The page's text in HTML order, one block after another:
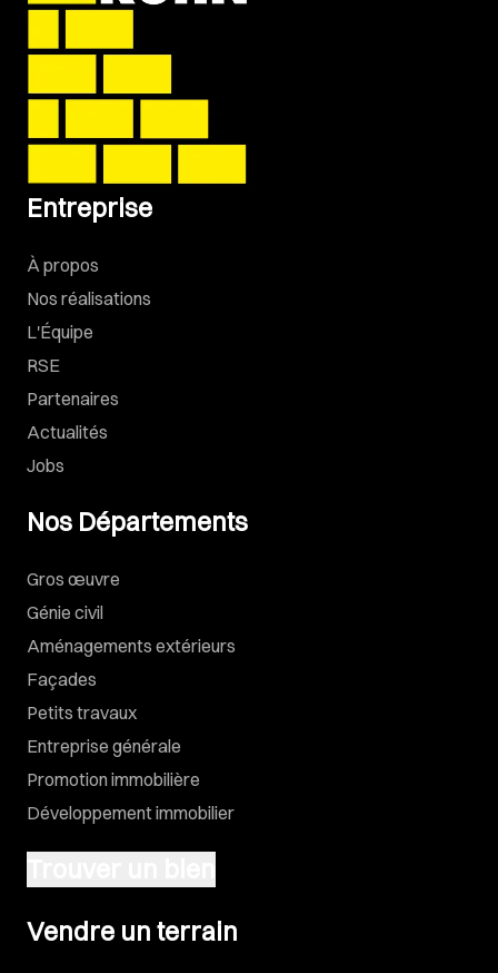
Entreprise
À propos
Nos réalisations
L'Équipe
RSE
Partenaires
Actualités
Jobs
Nos Départements
Gros œuvre
Génie civil
Aménagements extérieurs
Façades
Petits travaux
Entreprise générale
Promotion immobilière
Développement immobilier
Vendre un terrain